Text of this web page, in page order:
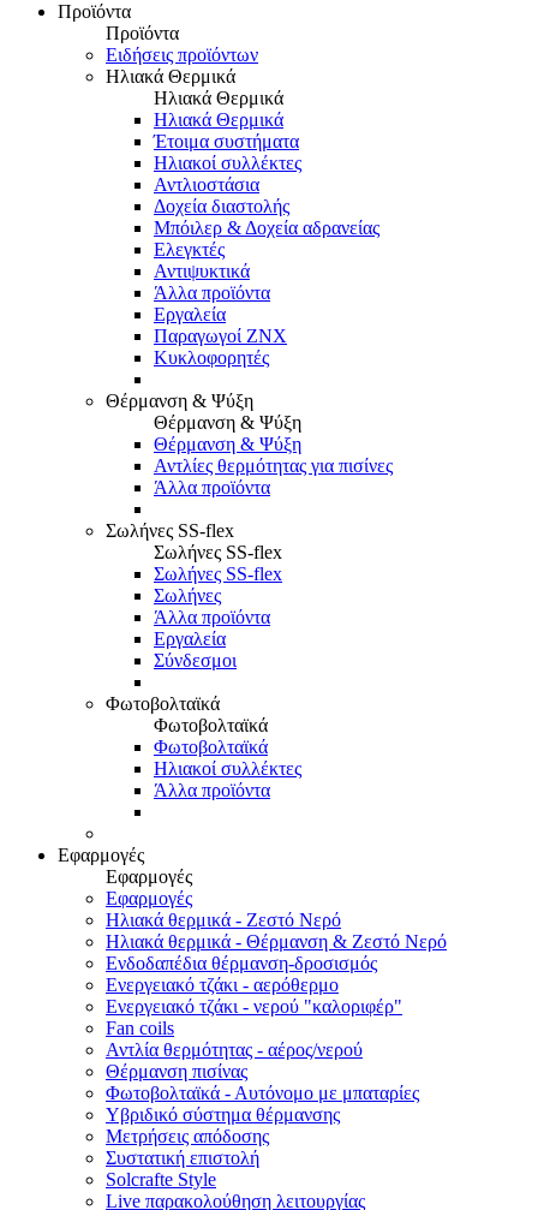
Προϊόντα
Προϊόντα
Ειδήσεις προϊόντων
Ηλιακά Θερμικά
Ηλιακά Θερμικά
Ηλιακά Θερμικά
Έτοιμα συστήματα
Ηλιακοί συλλέκτες
Αντλιοστάσια
Δοχεία διαστολής
Μπόιλερ & Δοχεία αδρανείας
Ελεγκτές
Αντιψυκτικά
Άλλα προϊόντα
Εργαλεία
Παραγωγοί ΖΝΧ
Κυκλοφορητές
Θέρμανση & Ψύξη
Θέρμανση & Ψύξη
Θέρμανση & Ψύξη
Αντλίες θερμότητας για πισίνες
Άλλα προϊόντα
Σωλήνες SS-flex
Σωλήνες SS-flex
Σωλήνες SS-flex
Σωλήνες
Άλλα προϊόντα
Εργαλεία
Σύνδεσμοι
Φωτοβολταϊκά
Φωτοβολταϊκά
Φωτοβολταϊκά
Ηλιακοί συλλέκτες
Άλλα προϊόντα
Εφαρμογές
Εφαρμογές
Εφαρμογές
Ηλιακά θερμικά - Ζεστό Νερό
Ηλιακά θερμικά - Θέρμανση & Ζεστό Νερό
Ενδοδαπέδια θέρμανση-δροσισμός
Ενεργειακό τζάκι - αερόθερμο
Ενεργειακό τζάκι - νερού "καλοριφέρ"
Fan coils
Αντλία θερμότητας - αέρος/νερού
Θέρμανση πισίνας
Φωτοβολταϊκά - Αυτόνομο με μπαταρίες
Υβριδικό σύστημα θέρμανσης
Μετρήσεις απόδοσης
Συστατική επιστολή
Solcrafte Style
Live παρακολούθηση λειτουργίας